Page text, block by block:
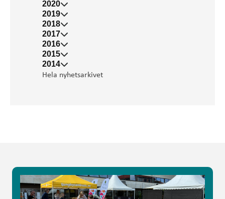
2020
2019
2018
2017
2016
2015
2014
Hela nyhetsarkivet